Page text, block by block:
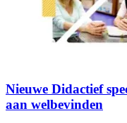
Nieuwe Didactief
aan welbevinden